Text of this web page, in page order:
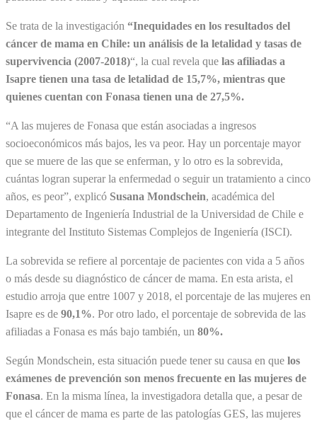
Se trata de la investigación “Inequidades en los resultados del
cáncer de mama en Chile: un análisis de la letalidad y tasas de
supervivencia (2007-2018)“, la cual revela que las afiliadas a
Isapre tienen una tasa de letalidad de 15,7%, mientras que
quienes cuentan con Fonasa tienen una de 27,5%.
“A las mujeres de Fonasa que están asociadas a ingresos
socioeconómicos más bajos, les va peor. Hay un porcentaje mayor
que se muere de las que se enferman, y lo otro es la sobrevida,
cuántas logran superar la enfermedad o seguir un tratamiento a cinco
años, es peor”, explicó Susana Mondschein, académica del
Departamento de Ingeniería Industrial de la Universidad de Chile e
integrante del Instituto Sistemas Complejos de Ingeniería (ISCI).
La sobrevida se refiere al porcentaje de pacientes con vida a 5 años
o más desde su diagnóstico de cáncer de mama. En esta arista, el
estudio arroja que entre 1007 y 2018, el porcentaje de las mujeres en
Isapre es de 90,1%. Por otro lado, el porcentaje de sobrevida de las
afiliadas a Fonasa es más bajo también, un 80%.
Según Mondschein, esta situación puede tener su causa en que los
exámenes de prevención son menos frecuente en las mujeres de
Fonasa. En la misma línea, la investigadora detalla que, a pesar de
que el cáncer de mama es parte de las patologías GES, las mujeres